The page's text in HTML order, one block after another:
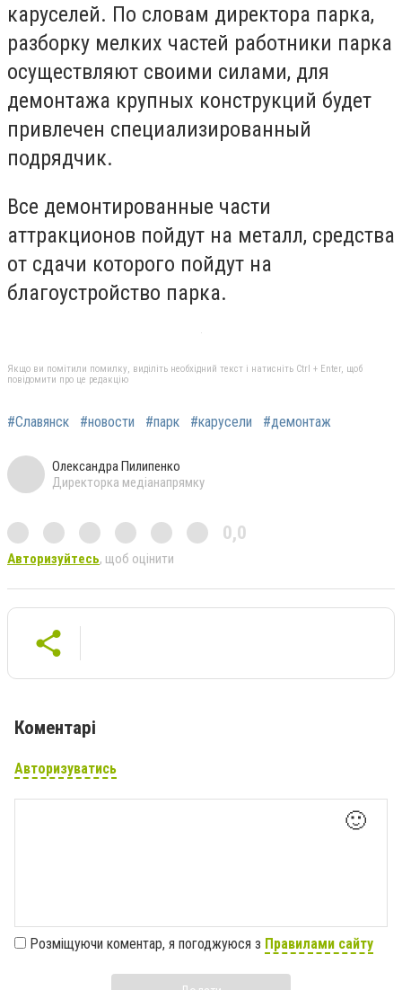
каруселей. По словам директора парка,
разборку мелких частей работники парка
осуществляют своими силами, для
демонтажа крупных конструкций будет
привлечен специализированный
подрядчик.
Все демонтированные части
аттракционов пойдут на металл, средства
от сдачи которого пойдут на
благоустройство парка.
Якщо ви помітили помилку, виділіть необхідний текст і натисніть Ctrl + Enter, щоб
повідомити про це редакцію
#Славянск #новости #парк #карусели #демонтаж
Олександра Пилипенко
Директорка медіанапрямку
0,0
Авторизуйтесь, щоб оцінити
Коментарі
Авторизуватись
🙂
Розміщуючи коментар, я погоджуюся з Правилами сайту